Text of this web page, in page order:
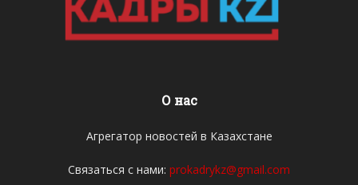
О нас
Агрегатор новостей в Казахстане
Связаться с нами: prokadrykz@gmail.com